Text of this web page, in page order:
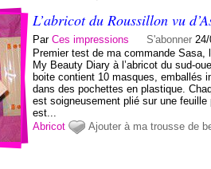
L’abricot du Roussillon vu
ParCes impressions S'abonner
Premier test de ma commande Sasa,
My Beauty Diary à l’abricot du sud-
boite contient 10 masques, emballés
dans des pochettes en plastique.
est soigneusement plié sur une feuille
est...
Abricot
Ajouter à ma trousse de